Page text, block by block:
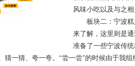
风味小吃以及与之相
板块二：宁波糕
来了解，这里则是
准备了一些宁波传统
一猜、夸一夸。“尝一尝”的时候由于我组